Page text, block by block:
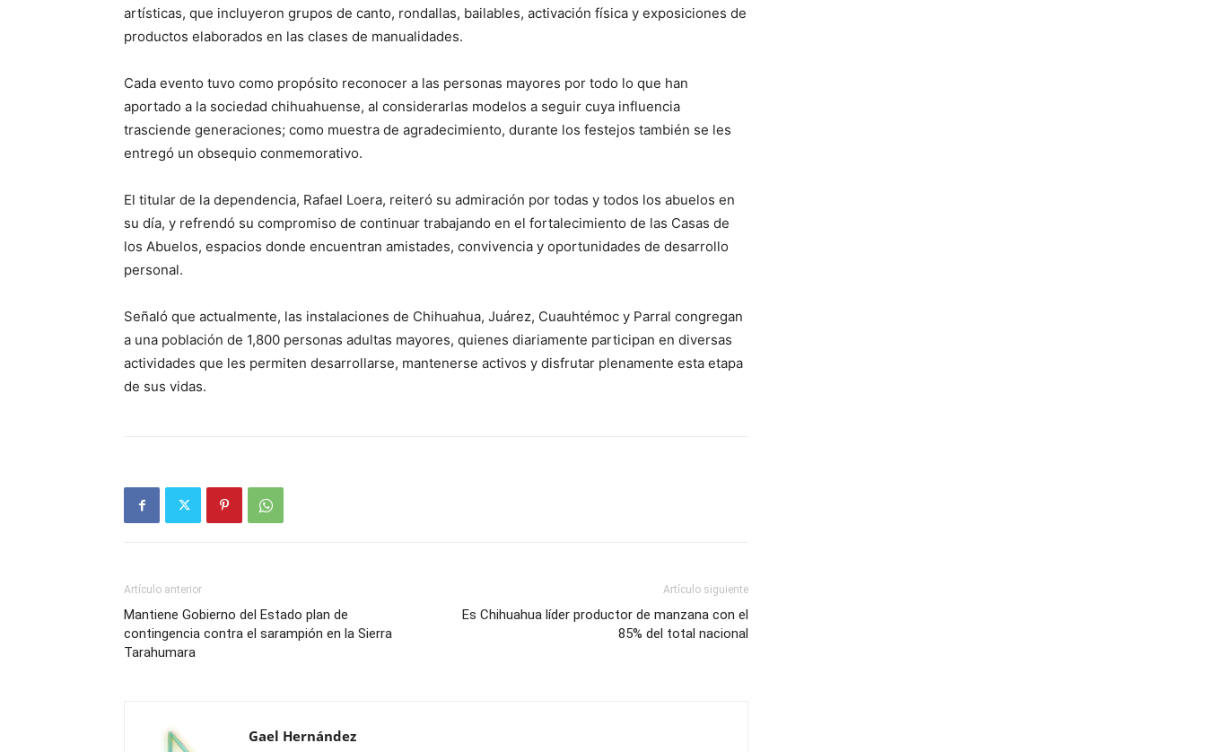
artísticas, que incluyeron grupos de canto, rondallas, bailables, activación física y exposiciones de
productos elaborados en las clases de manualidades.
Cada evento tuvo como propósito reconocer a las personas mayores por todo lo que han
aportado a la sociedad chihuahuense, al considerarlas modelos a seguir cuya influencia
trasciende generaciones; como muestra de agradecimiento, durante los festejos también se les
entregó un obsequio conmemorativo.
El titular de la dependencia, Rafael Loera, reiteró su admiración por todas y todos los abuelos en
su día, y refrendó su compromiso de continuar trabajando en el fortalecimiento de las Casas de
los Abuelos, espacios donde encuentran amistades, convivencia y oportunidades de desarrollo
personal.
Señaló que actualmente, las instalaciones de Chihuahua, Juárez, Cuauhtémoc y Parral congregan
a una población de 1,800 personas adultas mayores, quienes diariamente participan en diversas
actividades que les permiten desarrollarse, mantenerse activos y disfrutar plenamente esta etapa
de sus vidas.
Artículo anterior
Mantiene Gobierno del Estado plan de
contingencia contra el sarampión en la Sierra
Tarahumara
Artículo siguiente
Es Chihuahua líder productor de manzana con el
85% del total nacional
Gael Hernández